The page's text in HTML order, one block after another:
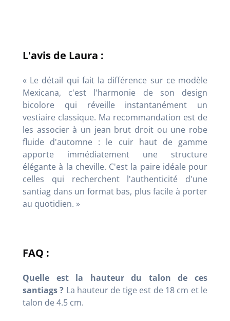
L'avis de Laura :
« Le détail qui fait la différence sur ce modèle
Mexicana, c'est l'harmonie de son design
bicolore qui réveille instantanément un
vestiaire classique. Ma recommandation est de
les associer à un jean brut droit ou une robe
fluide d'automne : le cuir haut de gamme
apporte immédiatement une structure
élégante à la cheville. C'est la paire idéale pour
celles qui recherchent l'authenticité d'une
santiag dans un format bas, plus facile à porter
au quotidien. »
FAQ :
Quelle est la hauteur du talon de ces
santiags ? La hauteur de tige est de 18 cm et le
talon de 4.5 cm.